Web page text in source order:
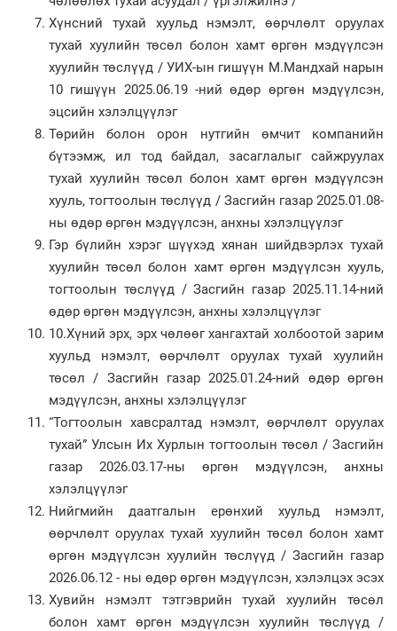
Хүнсний тухай хуульд нэмэлт, өөрчлөлт оруулах
тухай хуулийн төсөл болон хамт өргөн мэдүүлсэн
хуулийн төслүүд / УИХ-ын гишүүн М.Мандхай нарын
10 гишүүн 2025.06.19 -ний өдөр өргөн мэдүүлсэн,
эцсийн хэлэлцүүлэг
Төрийн болон орон нутгийн өмчит компанийн
бүтээмж, ил тод байдал, засаглалыг сайжруулах
тухай хуулийн төсөл болон хамт өргөн мэдүүлсэн
хууль, тогтоолын төслүүд / Засгийн газар 2025.01.08-
ны өдөр өргөн мэдүүлсэн, анхны хэлэлцүүлэг
Гэр бүлийн хэрэг шүүхэд хянан шийдвэрлэх тухай
хуулийн төсөл болон хамт өргөн мэдүүлсэн хууль,
тогтоолын төслүүд / Засгийн газар 2025.11.14-ний
өдөр өргөн мэдүүлсэн, анхны хэлэлцүүлэг
10.Хүний эрх, эрх чөлөөг хангахтай холбоотой зарим
хуульд нэмэлт, өөрчлөлт оруулах тухай хуулийн
төсөл / Засгийн газар 2025.01.24-ний өдөр өргөн
мэдүүлсэн, анхны хэлэлцүүлэг
“Тогтоолын хавсралтад нэмэлт, өөрчлөлт оруулах
тухай” Улсын Их Хурлын тогтоолын төсөл / Засгийн
газар 2026.03.17-ны өргөн мэдүүлсэн, анхны
хэлэлцүүлэг
Нийгмийн даатгалын ерөнхий хуульд нэмэлт,
өөрчлөлт оруулах тухай хуулийн төсөл болон хамт
өргөн мэдүүлсэн хуулийн төслүүд / Засгийн газар
2026.06.12 - ны өдөр өргөн мэдүүлсэн, хэлэлцэх эсэх
Хувийн нэмэлт тэтгэврийн тухай хуулийн төсөл
болон хамт өргөн мэдүүлсэн хуулийн төслүүд /